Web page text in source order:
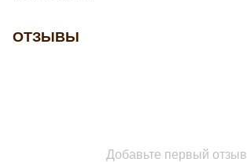
ОТЗЫВЫ
Добавьте первый отзыв